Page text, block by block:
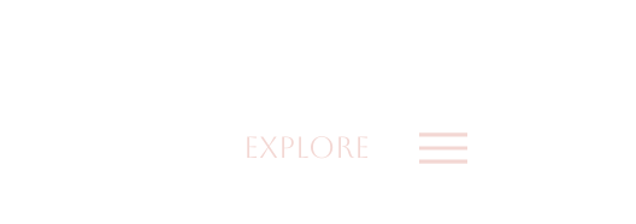
explore